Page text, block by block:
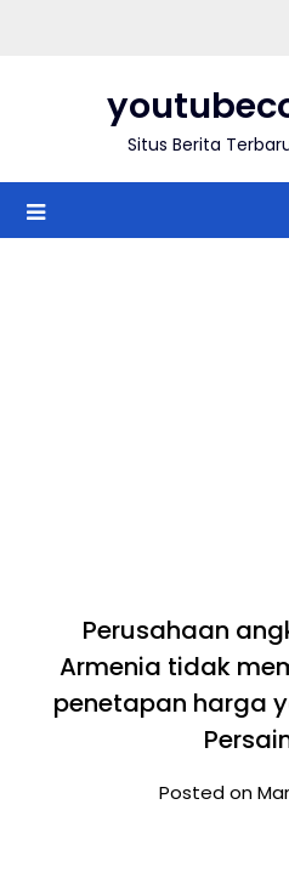
Situs Berita
Perusahaan
Armenia tidak
penetapan harga
Posted on